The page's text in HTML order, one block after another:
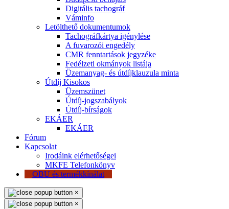
Digitális tachográf
Váminfo
Letölthető dokumentumok
Tachográfkártya igénylése
A fuvarozói engedély
CMR fenntartások jegyzéke
Fedélzeti okmányok listája
Üzemanyag- és útdíjklauzula minta
Útdíj Kisokos
Üzemszünet
Útdíj-jogszabályok
Útdíj-bírságok
EKÁER
EKÁER
Fórum
Kapcsolat
Irodáink elérhetőségei
MKFE Telefonkönyv
OBU és termékkínálat
×
×